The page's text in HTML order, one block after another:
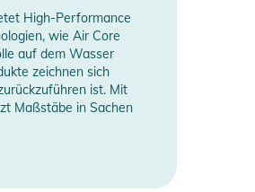
High-Performance
wie Air Core
auf dem Wasser
zeichnen sich
ist. Mit
Maßstäbe in Sachen